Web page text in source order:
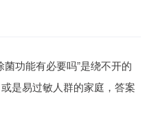
功能有必要吗”是绕不开的
是易过敏人群的家庭，答案